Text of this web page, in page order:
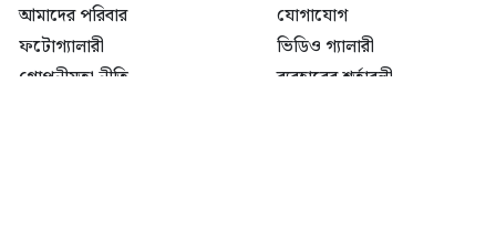
আমাদের পরিবার
যোগাযোগ
ফটোগ্যালারী
ভিডিও গ্যালারী
গোপনীয়তা নীতি
ব্যবহারের শর্তাবলী